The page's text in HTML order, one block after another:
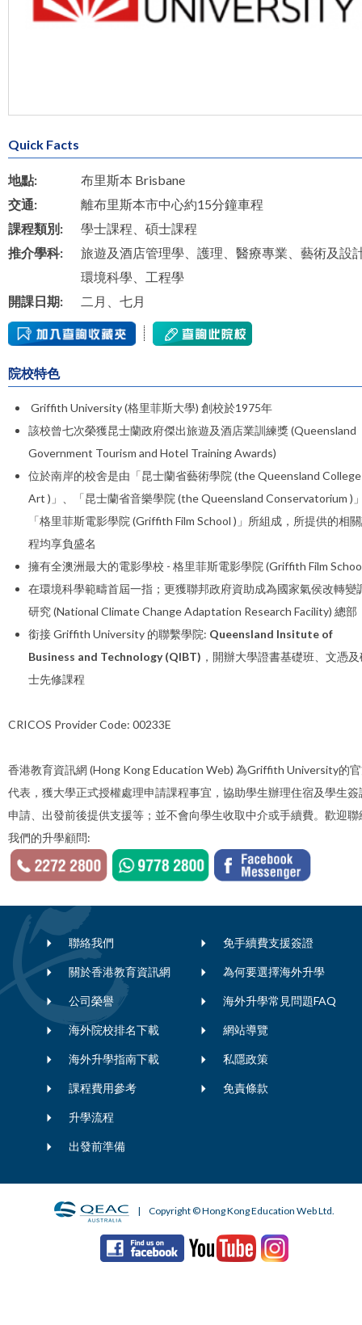
Quick Facts
地點:
布里斯本 Brisbane
交通:
離布里斯本市中心約15分鐘車程
課程類別:
學士課程、碩士課程
推介學科:
旅遊及酒店管理學、護理、醫療專業、藝術及設
環境科學、工程學
開課日期:
二月、七月
院校特色
Griffith University (格里菲斯大學) 創校於1975年
該校曾七次榮獲昆士蘭政府傑出旅遊及酒店業訓練獎 (Queensland
Government Tourism and Hotel Training Awards)
位於南岸的校舍是由「昆士蘭省藝術學院 (the Queensland
Art )」、「昆士蘭省音樂學院 (the Queensland Conservatorium )
「格里菲斯電影學院 (Griffith Film School )」所組成，所提供的相
程均享負盛名
擁有全澳洲最大的電影學校 - 格里菲斯電影學院 (Griffith Film
在環境科學範疇首屆一指；更獲聯邦政府資助成為國家氣侯改轉變
研究 (National Climate Change Adaptation Research Facility) 總部
銜接 Griffith University 的聯繫學院: Queensland Insitute of
Business and Technology (QIBT) ，開辦大學證書基礎班、文憑
士先修課程
CRICOS Provider Code: 00233E
香港教育資訊網 (Hong Kong Education Web) 為Griffith University的
代表，獲大學正式授權處理申請課程事宜，協助學生辦理住宿及學生簽
申請、出發前後提供支援等；並不會向學生收取中介或手續費。歡迎聯
我們的升學顧問:
聯絡我們
關於香港教育資訊網
公司榮譽
海外院校排名下載
海外升學指南下載
課程費用參考
升學流程
出發前準備
免手續費支援簽證
為何要選擇海外升學
海外升學常見問題FAQ
網站導覽
私隱政策
免責條款
| Copyright © Hong Kong Education Web Ltd.